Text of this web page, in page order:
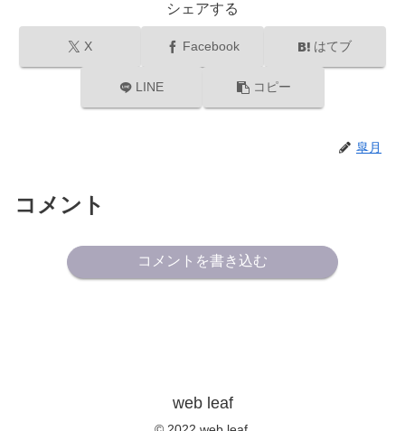
シェアする
X Facebook はてブ
LINE コピー
皐月
コメント
コメントを書き込む
web leaf